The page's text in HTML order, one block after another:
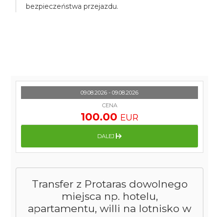
bezpieczeństwa przejazdu.
Transfer z Protaras dowolnego
miejsca np. hotelu,
apartamentu, willi na lotnisko w
09.08.2026 - 09.08.2026
CENA
100.00 EUR
DALEJ